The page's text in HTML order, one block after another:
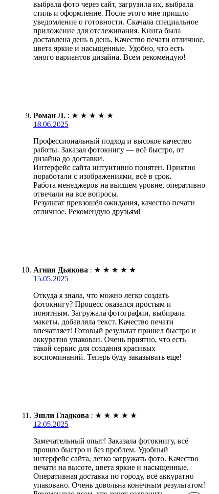
выбрала фото через сайт, загрузила их, выбрала
стиль и оформление. После этого мне пришло
уведомление о готовности. Скачала специальное
приложение для отслеживания. Книга была
доставлена день в день. Качество печати отличное,
цвета яркие и насыщенные. Удобно, что есть
много вариантов дизайна. Всем рекомендую!
Роман Л. : ★ ★ ★ ★ ★
18.06.2025
Профессиональный подход и высокое качество
работы. Заказал фотокнигу — всё быстро, от
дизайна до доставки.
Интерфейс сайта интуитивно понятен. Приятно
поработали с изображениями, всё в срок.
Работа менеджеров на высшем уровне, оперативно
отвечали на все вопросы.
Результат превзошёл ожидания, качество печати
отличное. Рекомендую друзьям!
Агния Дьякова : ★ ★ ★ ★ ★
15.05.2025
Откуда я знала, что можно легко создать
фотокнигу? Процесс оказался простым и
понятным. Загружала фотографии, выбирала
макеты, добавляла текст. Качество печати
впечатляет! Готовый результат пришел быстро и
аккуратно упакован. Очень приятно, что есть
такой сервис для создания красивых
воспоминаний. Теперь буду заказывать еще!
Эшли Гладкова : ★ ★ ★ ★ ★
12.05.2025
Замечательный опыт! Заказала фотокнигу, всё
прошло быстро и без проблем. Удобный
интерфейс сайта, легко загружать фото. Качество
печати на высоте, цвета яркие и насыщенные.
Оперативная доставка по городу, всё аккуратно
упаковано. Очень довольна конечным результатом!